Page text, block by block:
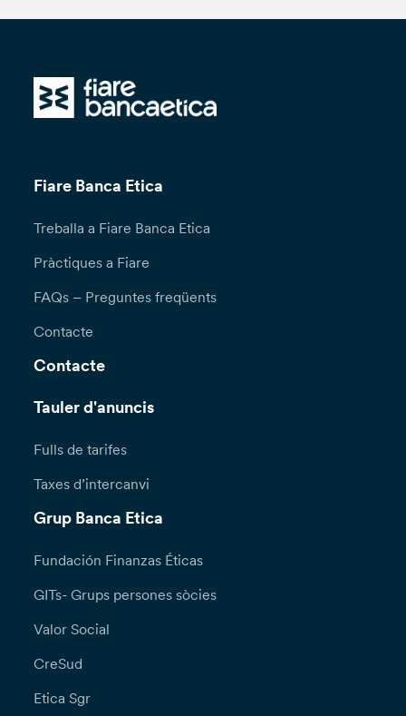
Fiare Banca Etica
Treballa a Fiare Banca Etica
Pràctiques a Fiare
FAQs – Preguntes freqüents
Contacte
Contacte
Tauler d'anuncis
Fulls de tarifes
Taxes d’intercanvi
Grup Banca Etica
Fundación Finanzas Éticas
GITs- Grups persones sòcies
Valor Social
CreSud
Etica Sgr